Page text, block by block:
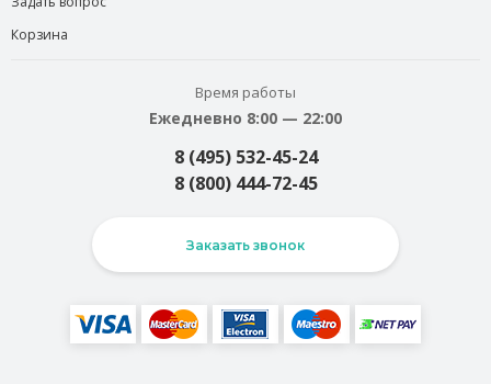
Корзина
Время работы
Ежедневно 8:00 — 22:00
8 (495) 532-45-24
8 (800) 444-72-45
Заказать звонок